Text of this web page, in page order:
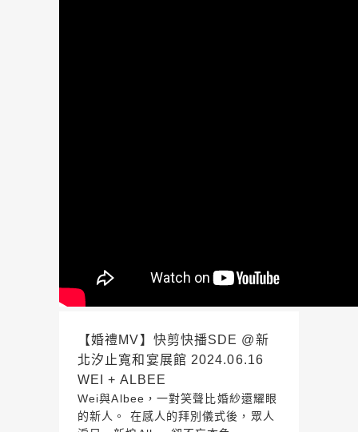
【婚禮MV】快剪快播SDE @新
北汐止寬和宴展館 2024.06.16
WEI + ALBEE
Wei與Albee，一對笑聲比婚紗還耀眼
的新人。 在感人的拜別儀式後，眾人